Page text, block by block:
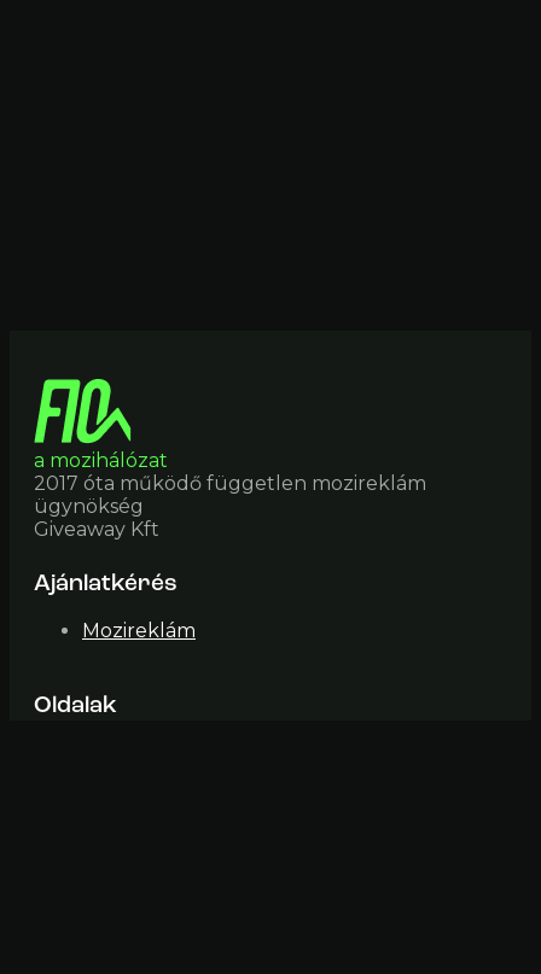
a mozihálózat
2017 óta működő független mozireklám
ügynökség
Giveaway Kft
Ajánlatkérés
Mozireklám
Oldalak